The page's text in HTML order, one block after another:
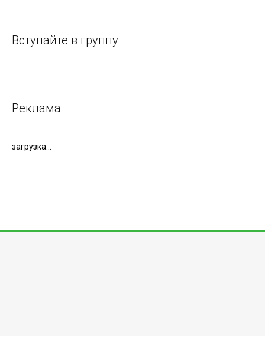
Вступайте в группу
Реклама
загрузка...